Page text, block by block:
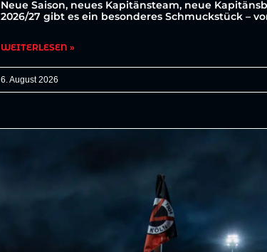
Neue Saison, neues Kapitänsteam, neue
2026/27 gibt es ein besonderes Schmuckstück –
WEITERLESEN »
6. August 2026